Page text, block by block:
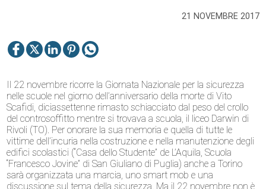
21 NOVEMBRE 2017
Il 22 novembre ricorre la Giornata Nazionale per la sicurezza
nelle scuole nel giorno dell’anniversario della morte di Vito
Scafidi, diciassettenne rimasto schiacciato dal peso del crollo
del controsoffitto mentre si trovava a scuola, il liceo Darwin di
Rivoli (TO). Per onorare la sua memoria e quella di tutte le
vittime dell’incuria nella costruzione e nella manutenzione degli
edifici scolastici (“Casa dello Studente” de L’Aquila, Scuola
“Francesco Jovine” di San Giuliano di Puglia) anche a Torino
sarà organizzata una marcia, uno smart mob e una
discussione sul tema della sicurezza. Ma il 22 novembre non è